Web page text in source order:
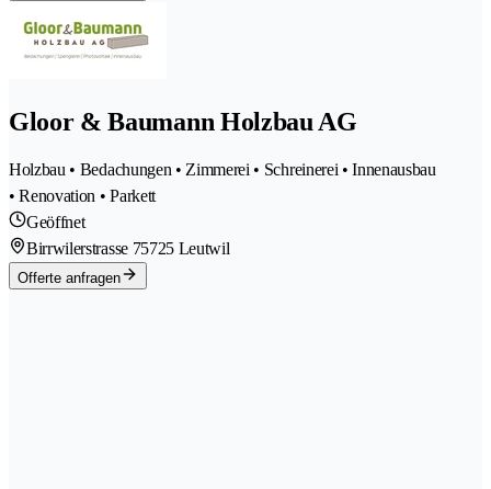
Gloor & Baumann Holzbau AG
Holzbau • Bedachungen • Zimmerei • Schreinerei • Innenausbau
• Renovation • Parkett
Geöffnet
Birrwilerstrasse 75725 Leutwil
Offerte anfragen